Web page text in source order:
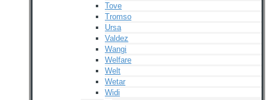
Tove
Tromso
Ursa
Valdez
Wangi
Welfare
Welt
Wetar
Widi